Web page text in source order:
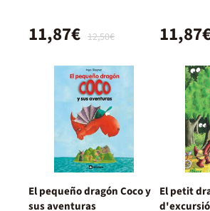
12,50€
11,87€
El pequeño dragón Coco y
sus aventuras
El petit
d'excursió